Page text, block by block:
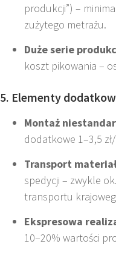
produkcji”) –
zużytego metrażu.
Duże serie
koszt pikowania –
5. Elementy
Montaż
dodatkowe 1–3,5 zł/
Transport
spedycji – zwykle
transportu
Ekspresowa
10–20% wartości